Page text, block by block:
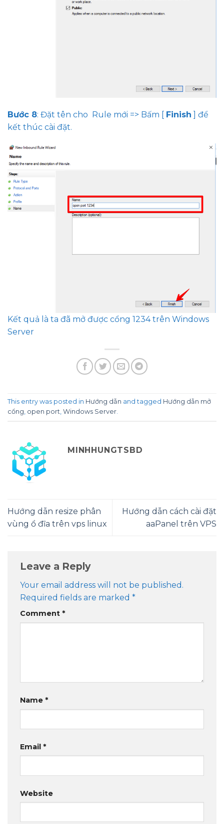
Bước 8: Đặt tên cho Rule mới => Bấm [ Finish ] để
kết thúc cài đặt.
Kết quả là ta đã mở được cổng 1234 trên Windows
Server
This entry was posted in Hướng dẫn and tagged Hướng dẫn mở
cổng, open port, Windows Server.
MINHHUNGTSBD
Hướng dẫn resize phân
vùng ổ đĩa trên vps linux
Hướng dẫn cách cài đặt
aaPanel trên VPS
Leave a Reply
Your email address will not be published.
Required fields are marked *
Comment *
Name *
Email *
Website